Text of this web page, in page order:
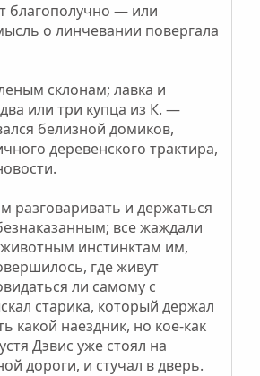
благополучно — или
о линчевании повергала
склонам; лавка и
или три купца из К. —
белизной домиков,
деревенского трактира,
разговаривать и держаться
все жаждали
инстинктам им,
где живут
ли самому с
старика, который держал
какой наездник, но кое-как
Дэвис уже стоял на
дороги, и стучал в дверь.